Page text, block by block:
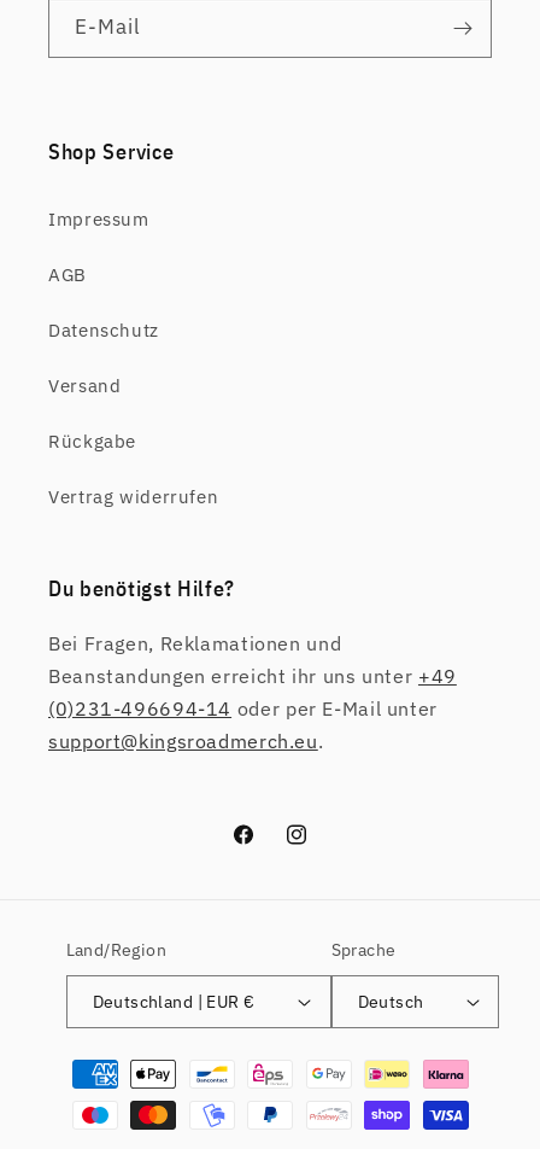
E-Mail
Shop Service
Impressum
AGB
Datenschutz
Versand
Rückgabe
Vertrag widerrufen
Du benötigst Hilfe?
Bei Fragen, Reklamationen und
Beanstandungen erreicht ihr uns unter +49
(0)231-496694-14 oder per E-Mail unter
support@kingsroadmerch.eu.
FacebookInstagram
Land/Region
Deutschland | EUR €
Sprache
Deutsch
Zahlungsmethoden